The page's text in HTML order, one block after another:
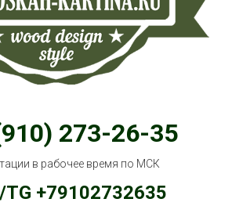
273-26-35
в рабочее время по МСК
TG +79102732635